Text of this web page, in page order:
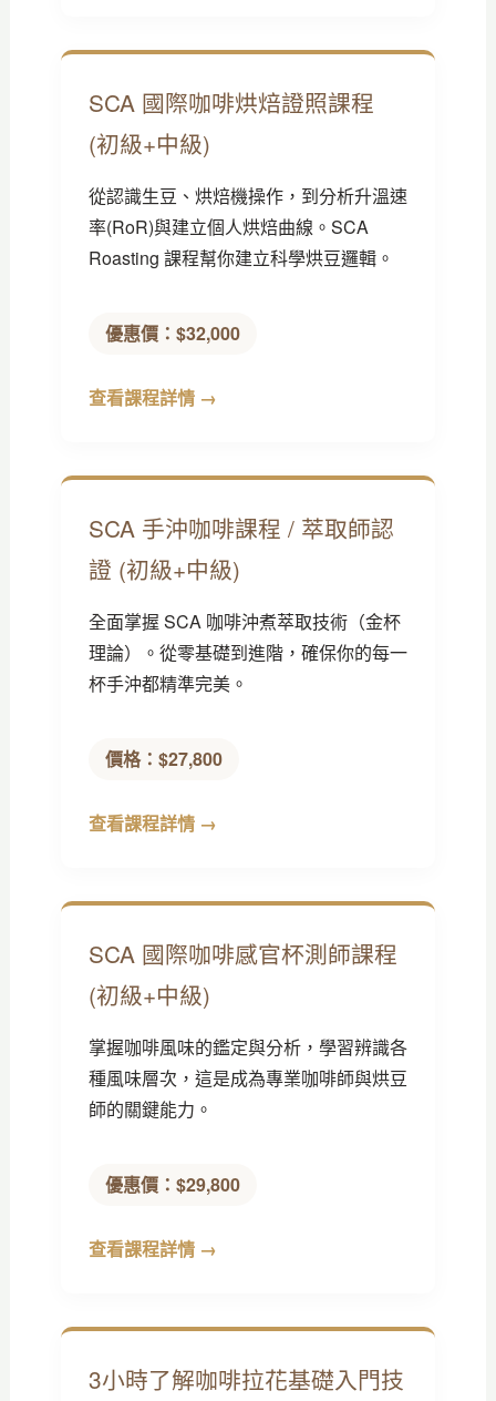
SCA 國際咖啡烘焙證照課程
(初級+中級)
從認識生豆、烘焙機操作，到分析升溫速
率(RoR)與建立個人烘焙曲線。SCA
Roasting 課程幫你建立科學烘豆邏輯。
優惠價：$32,000
查看課程詳情 →
SCA 手沖咖啡課程 / 萃取師認
證 (初級+中級)
全面掌握 SCA 咖啡沖煮萃取技術（金杯
理論）。從零基礎到進階，確保你的每一
杯手沖都精準完美。
價格：$27,800
查看課程詳情 →
SCA 國際咖啡感官杯測師課程
(初級+中級)
掌握咖啡風味的鑑定與分析，學習辨識各
種風味層次，這是成為專業咖啡師與烘豆
師的關鍵能力。
優惠價：$29,800
查看課程詳情 →
3小時了解咖啡拉花基礎入門技